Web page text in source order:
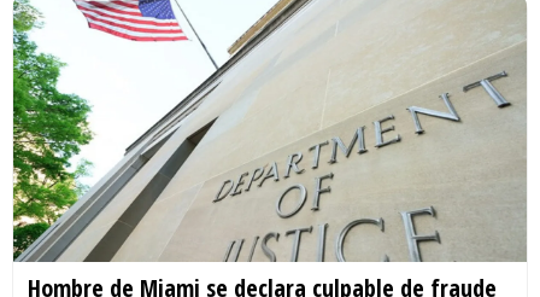
Hombre de Miami se declara culpable de fraude